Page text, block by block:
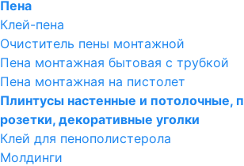
Пена
Клей-пена
Очиститель пены монтажной
Пена монтажная бытовая с трубкой
Пена монтажная на пистолет
Плинтусы настенные и потолочные,
розетки, декоративные уголки
Клей для пенополистерола
Молдинги